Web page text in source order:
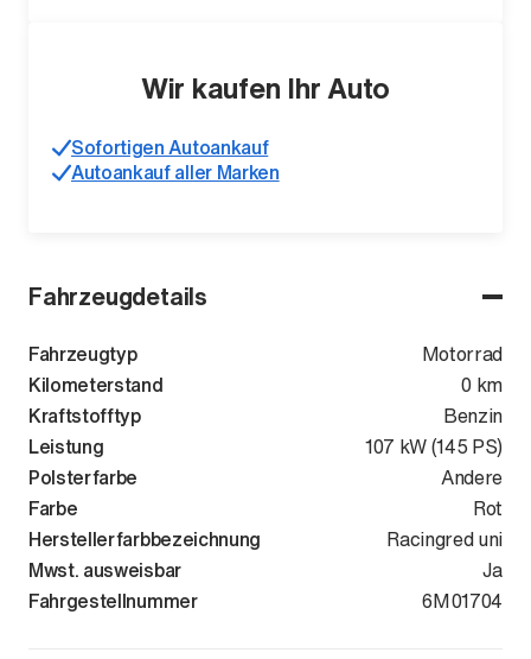
Fahrzeugdetails
Fahrzeugtyp
Motorrad
Kilometerstand
0 km
Kraftstofftyp
Benzin
Leistung
107 kW (145 PS)
Polsterfarbe
Andere
Farbe
Rot
Herstellerfarbbezeichnung
Racingred uni
Mwst. ausweisbar
Ja
Fahrgestellnummer
6M01704
Wir kaufen Ihr Auto
Sofortigen Autoankauf
Autoankauf aller Marken